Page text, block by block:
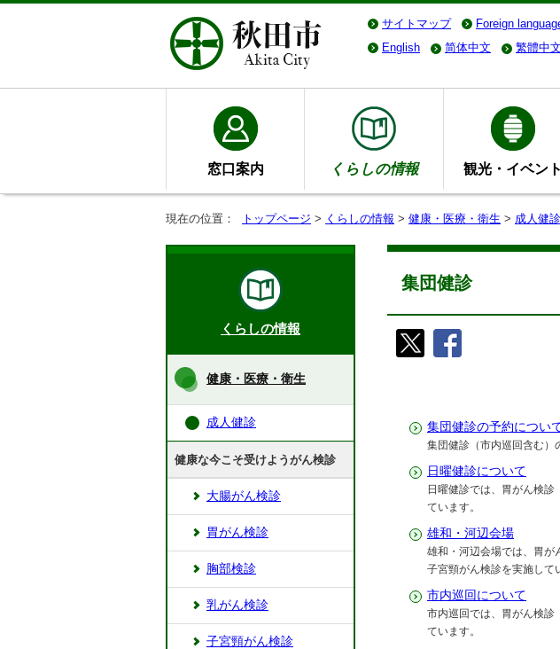
サイトマップ Foreign
English
简体中文 繁體中文
窓口案内 くらしの情報 観光・イベント
現在の位置： トップページ > くらしの情報 > 健康・医療・衛生 > 成人健診
集団健診
集団健診の予約につい
集団健診（市内巡回含む）
日曜健診について
日曜健診では、胃がん検
ています。
雄和・河辺会場
雄和・河辺会場では、胃が
子宮頸がん検診を実施して
市内巡回について
市内巡回では、胃がん検診
ています。
くらしの情報
健康・医療・衛生
成人健診
健康な今こそ受けようがん検診
大腸がん検診
胃がん検診
胸部検診
乳がん検診
子宮頸がん検診